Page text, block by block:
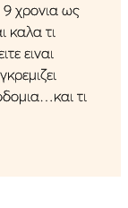
χρονια ως
καλα τι
ειναι
τι